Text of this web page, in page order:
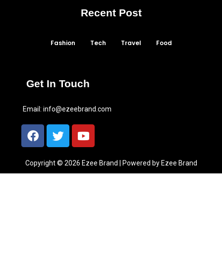
Recent Post
Fashion Tech Travel Food
Get In Touch
Email: info@ezeebrand.com
Copyright © 2026 Ezee Brand | Powered by Ezee Brand